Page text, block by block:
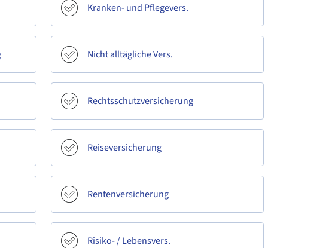
Kranken- und Pflegevers.
Nicht alltägliche Vers.
Rechtsschutzversicherung
Reiseversicherung
Rentenversicherung
Risiko- / Lebensvers.